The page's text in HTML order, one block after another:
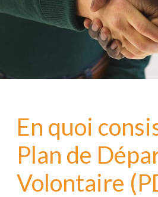
Changer de métier
Webitech
EIMP
En quoi
Plan de
Volontaire